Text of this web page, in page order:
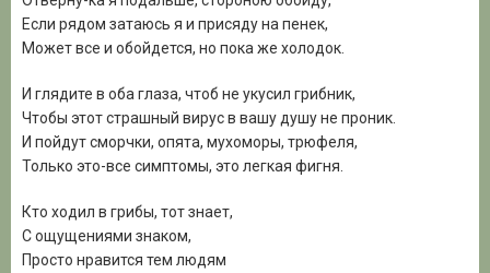
Если рядом затаюсь я и присяду на пенек,
Может все и обойдется, но пока же холодок.
И глядите в оба глаза, чтоб не укусил грибник,
Чтобы этот страшный вирус в вашу душу не проник.
И пойдут сморчки, опята, мухоморы, трюфеля,
Только это-все симптомы, это легкая фигня.
Кто ходил в грибы, тот знает,
С ощущениями знаком,
Просто нравится тем людям